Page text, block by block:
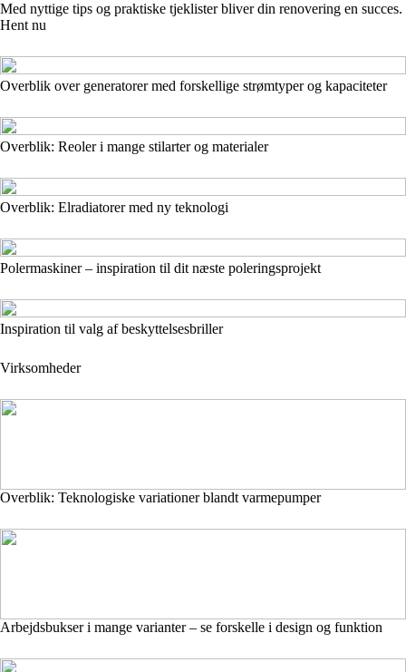
Med nyttige tips og praktiske tjeklister bliver din renovering en succes.
Hent nu
Overblik over generatorer med forskellige strømtyper og kapaciteter
Overblik: Reoler i mange stilarter og materialer
Overblik: Elradiatorer med ny teknologi
Polermaskiner – inspiration til dit næste poleringsprojekt
Inspiration til valg af beskyttelsesbriller
Virksomheder
Overblik: Teknologiske variationer blandt varmepumper
Arbejdsbukser i mange varianter – se forskelle i design og funktion